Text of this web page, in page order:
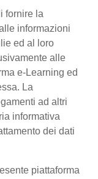
fornire la
informazioni
ed al loro
alle
e-Learning ed
La
ad altri
informativa
dei dati
piattaforma